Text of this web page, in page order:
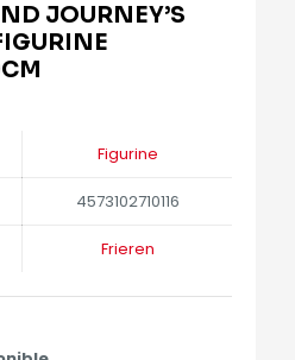
JOURNEY’S
Figurine
4573102710116
Frieren